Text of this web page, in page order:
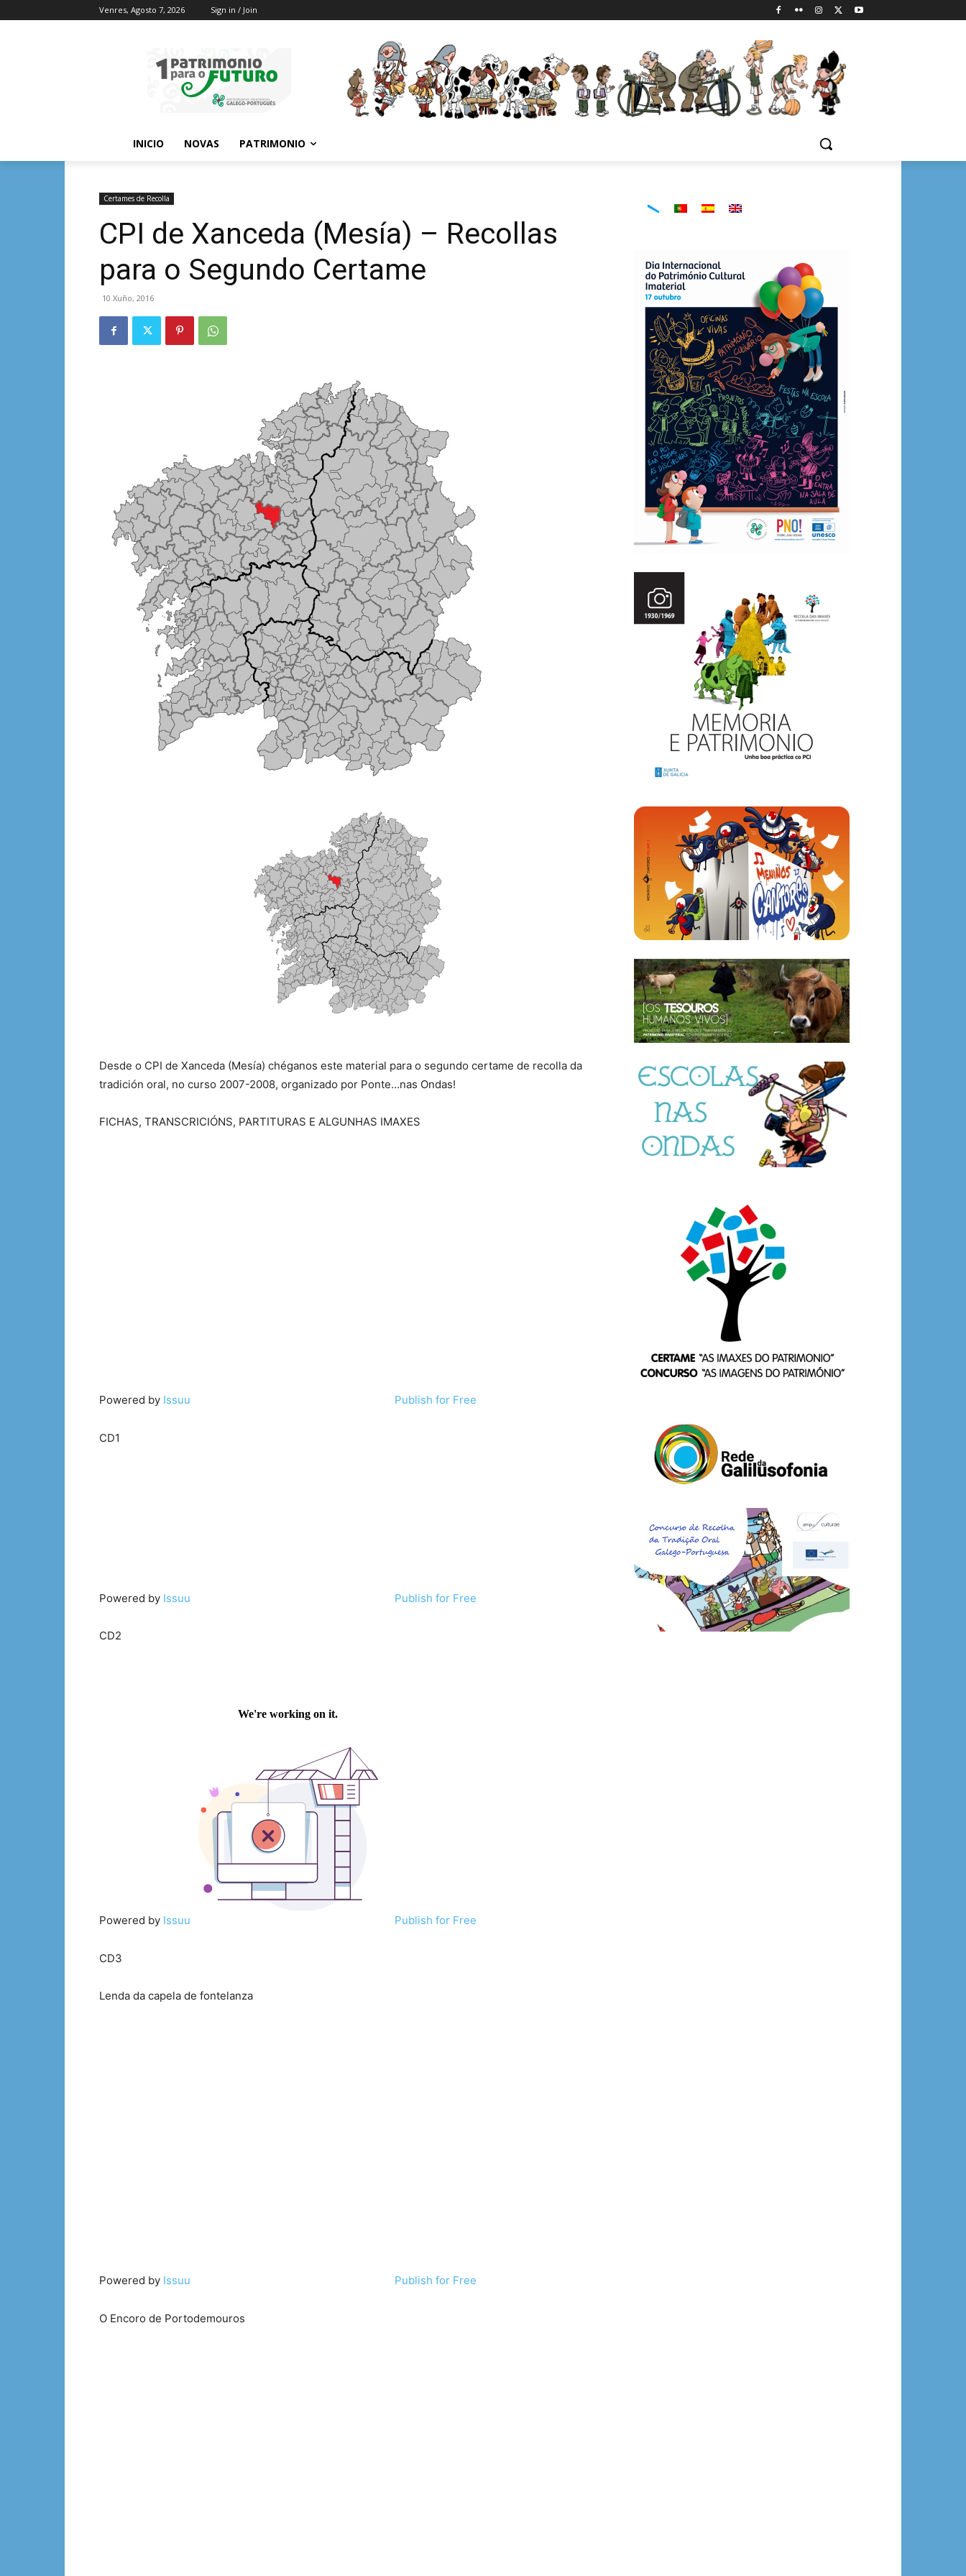
Venres, Agosto 7, 2026 Sign in / Join
INICIO NOVAS PATRIMONIO
Certames de Recolla
CPI de Xanceda (Mesía) – Recollas
para o Segundo Certame
10 Xuño, 2016
Desde o CPI de Xanceda (Mesía) chéganos este material para o segundo certame de recolla da
tradición oral, no curso 2007-2008, organizado por Ponte…nas Ondas!
FICHAS, TRANSCRICIÓNS, PARTITURAS E ALGUNHAS IMAXES
Powered by Issuu Publish for Free
CD1
Powered by Issuu Publish for Free
CD2
Powered by Issuu Publish for Free
CD3
Lenda da capela de fontelanza
Powered by Issuu Publish for Free
O Encoro de Portodemouros